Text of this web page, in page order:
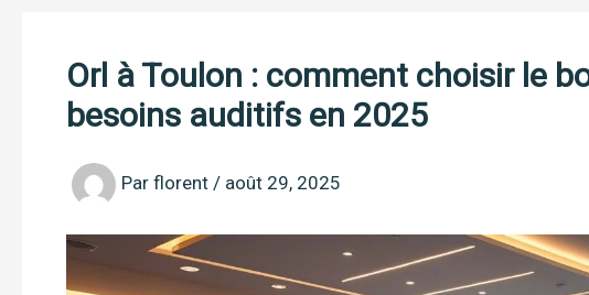
Orl à Toulon : comment choisir le
besoins auditifs en 2025
Par florent / août 29, 2025